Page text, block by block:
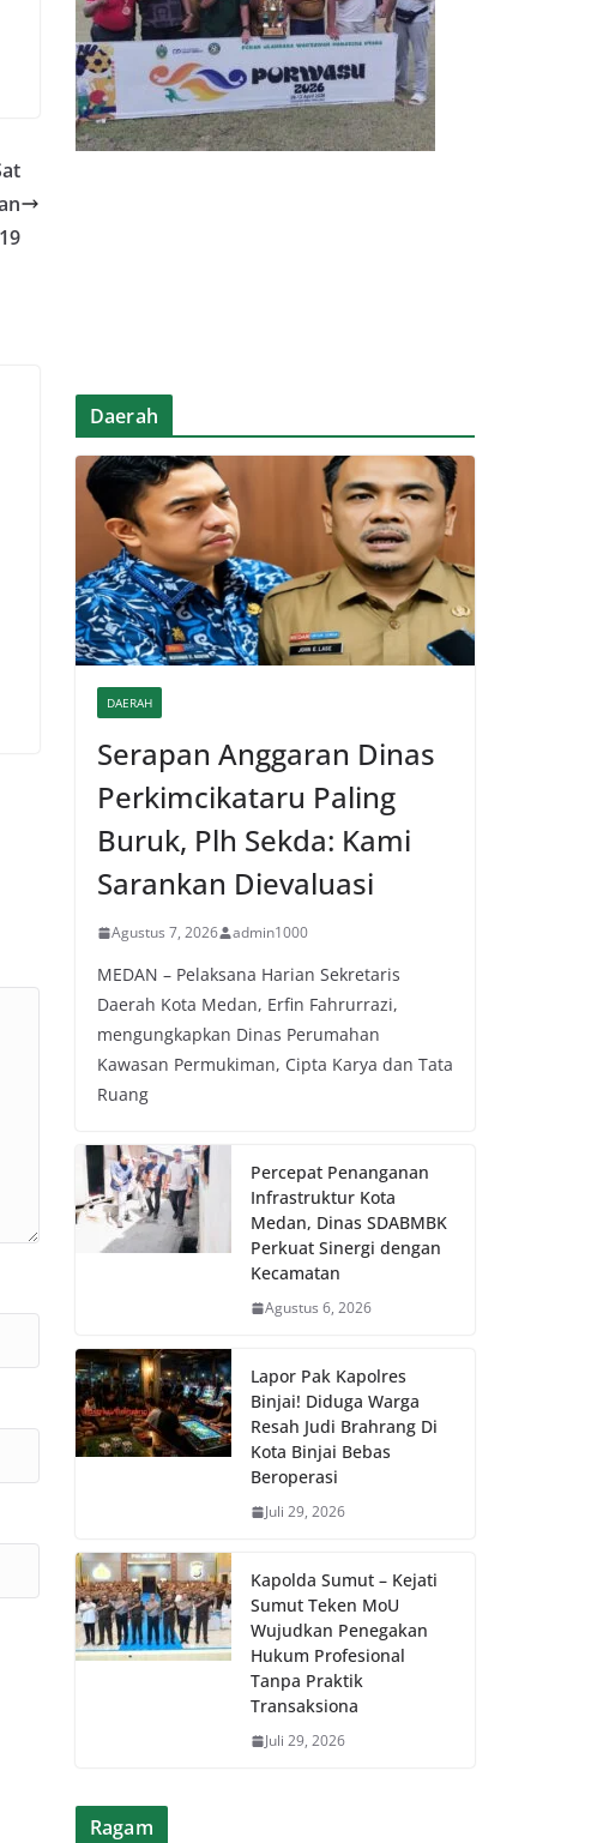
Daerah
DAERAH
Serapan Anggaran Dinas
Perkimcikataru Paling
Buruk, Plh Sekda: Kami
Sarankan Dievaluasi
Agustus 7, 2026 admin1000
MEDAN – Pelaksana Harian Sekretaris
Daerah Kota Medan, Erfin Fahrurrazi,
mengungkapkan Dinas Perumahan
Kawasan Permukiman, Cipta Karya dan Tata
Ruang
Percepat Penanganan
Infrastruktur Kota
Medan, Dinas SDABMBK
Perkuat Sinergi dengan
Kecamatan
Agustus 6, 2026
Lapor Pak Kapolres
Binjai! Diduga Warga
Resah Judi Brahrang Di
Kota Binjai Bebas
Beroperasi
Juli 29, 2026
Kapolda Sumut – Kejati
Sumut Teken MoU
Wujudkan Penegakan
Hukum Profesional
Tanpa Praktik
Transaksiona
Juli 29, 2026
Ragam